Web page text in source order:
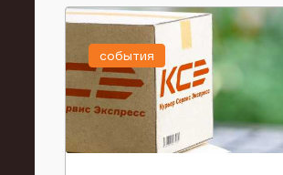
события